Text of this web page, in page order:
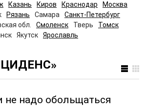
Казань Киров Краснодар
Москва
Рязань Самара
Санкт-Петербург
обл. Смоленск Тверь
Томск
Якутск Ярославль
не надо обольщаться